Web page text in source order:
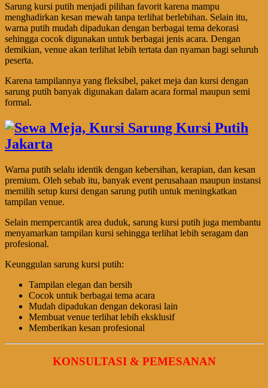
Sarung kursi putih menjadi pilihan favorit karena mampu
menghadirkan kesan mewah tanpa terlihat berlebihan. Selain itu,
warna putih mudah dipadukan dengan berbagai tema dekorasi
sehingga cocok digunakan untuk berbagai jenis acara. Dengan
demikian, venue akan terlihat lebih tertata dan nyaman bagi seluruh
peserta.
Karena tampilannya yang fleksibel, paket meja dan kursi dengan
sarung putih banyak digunakan dalam acara formal maupun semi
formal.
Warna putih selalu identik dengan kebersihan, kerapian, dan kesan
premium. Oleh sebab itu, banyak event perusahaan maupun instansi
memilih setup kursi dengan sarung putih untuk meningkatkan
tampilan venue.
Selain mempercantik area duduk, sarung kursi putih juga membantu
menyamarkan tampilan kursi sehingga terlihat lebih seragam dan
profesional.
Keunggulan sarung kursi putih:
Tampilan elegan dan bersih
Cocok untuk berbagai tema acara
Mudah dipadukan dengan dekorasi lain
Membuat venue terlihat lebih eksklusif
Memberikan kesan profesional
KONSULTASI & PEMESANAN